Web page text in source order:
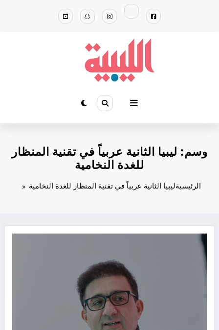
وسم: ليبيا الثانية عربياً في تقنية المنظار
للغدة النخامية
الرئيسيةليبيا الثانية عربياً في تقنية المنظار للغدة النخامية